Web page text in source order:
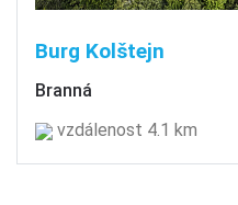
Burg Kolštejn
Branná
vzdálenost 4.1 km